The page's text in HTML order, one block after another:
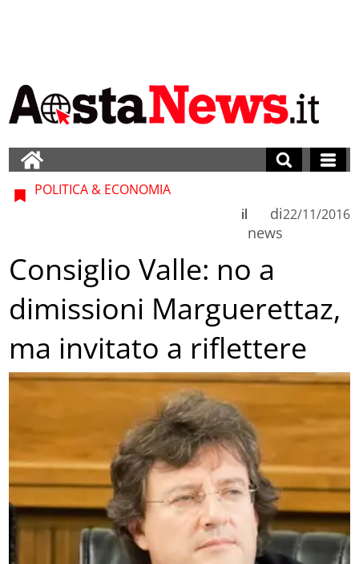
POLITICA & ECONOMIA
di
news
il 22/11/2016
Consiglio Valle: no a
dimissioni Marguerettaz,
ma invitato a riflettere